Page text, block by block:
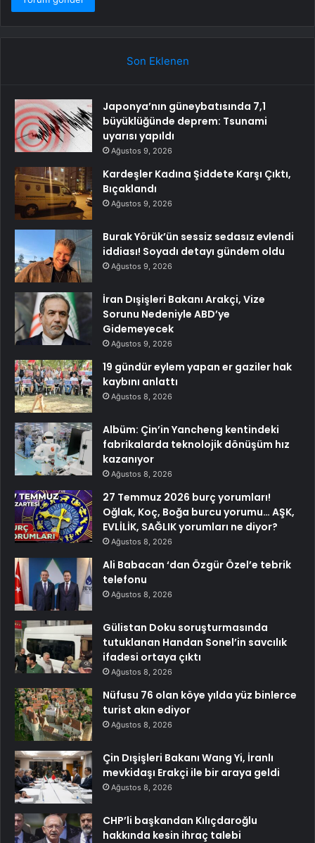
Son Eklenen
Japonya’nın güneybatısında 7,1
büyüklüğünde deprem: Tsunami
uyarısı yapıldı
Ağustos 9, 2026
Kardeşler Kadına Şiddete Karşı Çıktı,
Bıçaklandı
Ağustos 9, 2026
Burak Yörük’ün sessiz sedasız evlendi
iddiası! Soyadı detayı gündem oldu
Ağustos 9, 2026
İran Dışişleri Bakanı Arakçi, Vize
Sorunu Nedeniyle ABD’ye
Gidemeyecek
Ağustos 9, 2026
19 gündür eylem yapan er gaziler hak
kaybını anlattı
Ağustos 8, 2026
Albüm: Çin’in Yancheng kentindeki
fabrikalarda teknolojik dönüşüm hız
kazanıyor
Ağustos 8, 2026
27 Temmuz 2026 burç yorumları!
Oğlak, Koç, Boğa burcu yorumu… AŞK,
EVLİLİK, SAĞLIK yorumları ne diyor?
Ağustos 8, 2026
Ali Babacan ‘dan Özgür Özel’e tebrik
telefonu
Ağustos 8, 2026
Gülistan Doku soruşturmasında
tutuklanan Handan Sonel’in savcılık
ifadesi ortaya çıktı
Ağustos 8, 2026
Nüfusu 76 olan köye yılda yüz binlerce
turist akın ediyor
Ağustos 8, 2026
Çin Dışişleri Bakanı Wang Yi, İranlı
mevkidaşı Erakçi ile bir araya geldi
Ağustos 8, 2026
CHP’li başkandan Kılıçdaroğlu
hakkında kesin ihraç talebi